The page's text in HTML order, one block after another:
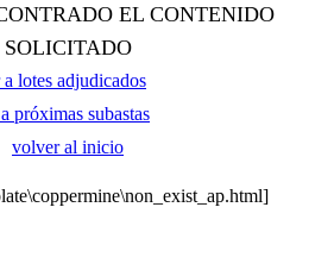
EL CONTENIDO
SOLICITADO
a lotes adjudicados
próximas subastas
volver al inicio